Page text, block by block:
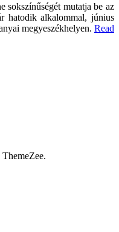
sokszínűségét mutatja be az
hatodik alkalommal, június
megyeszékhelyen. Read